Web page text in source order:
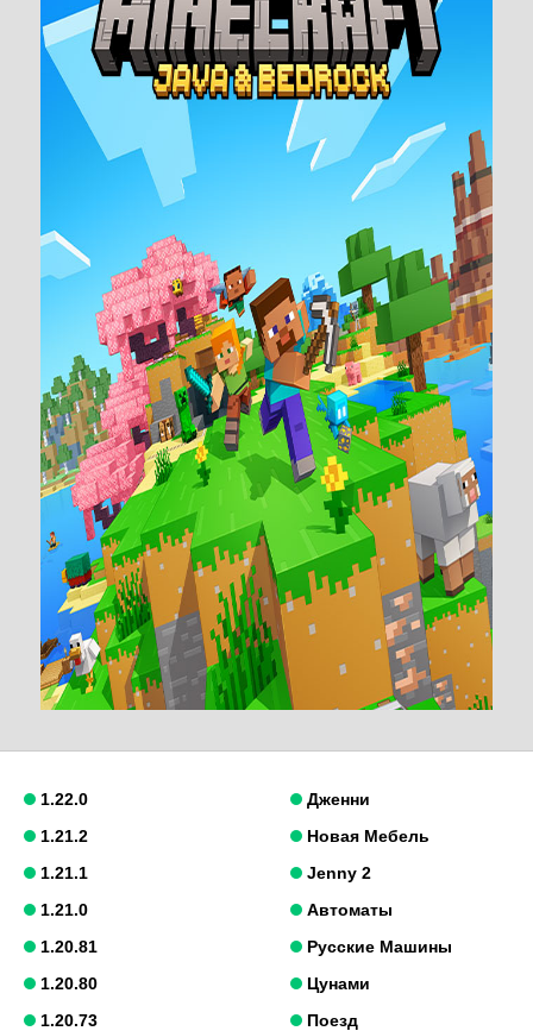
1.22.0
1.21.2
1.21.1
1.21.0
1.20.81
1.20.80
1.20.73
Дженни
Новая Мебель
Jenny 2
Автоматы
Русские Машины
Цунами
Поезд